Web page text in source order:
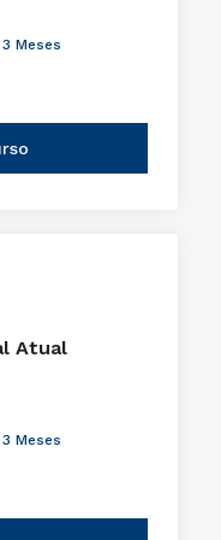
3 Meses
Atual